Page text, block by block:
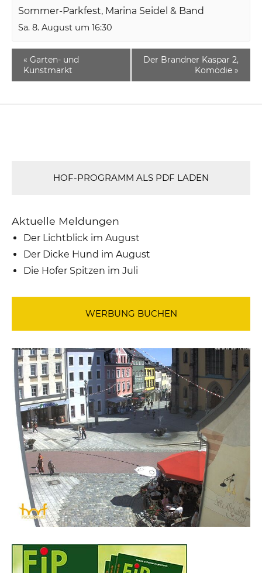
Sommer-Parkfest, Marina Seidel & Band
Sa. 8. August um 16:30
« Garten- und
Kunstmarkt
Der Brandner Kaspar 2,
Komödie »
HOF-PROGRAMM ALS PDF LADEN
Aktuelle Meldungen
Der Lichtblick im August
Der Dicke Hund im August
Die Hofer Spitzen im Juli
WERBUNG BUCHEN